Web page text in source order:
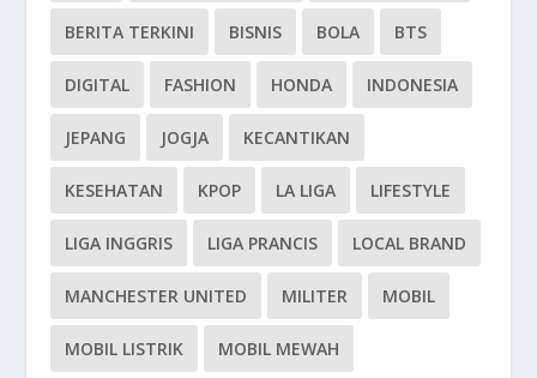
BERITA TERKINI BISNIS BOLA BTS
DIGITAL FASHION HONDA INDONESIA
JEPANG JOGJA KECANTIKAN
KESEHATAN KPOP LA LIGA LIFESTYLE
LIGA INGGRIS LIGA PRANCIS LOCAL BRAND
MANCHESTER UNITED MILITER MOBIL
MOBIL LISTRIK MOBIL MEWAH